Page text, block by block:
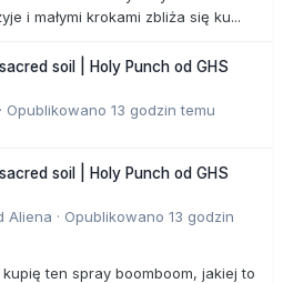
i małymi krokami zbliża się ku...
soil | Holy Punch od GHS
· Opublikowano 13 godzin temu
soil | Holy Punch od GHS
Aliena · Opublikowano 13 godzin
ten spray boomboom, jakiej to